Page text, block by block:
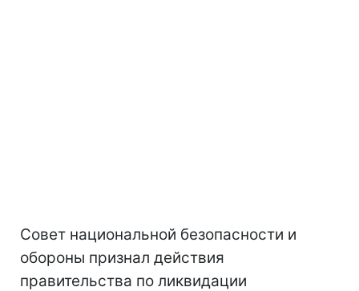
Совет национальной безопасности и
обороны признал действия
правительства по ликвидации